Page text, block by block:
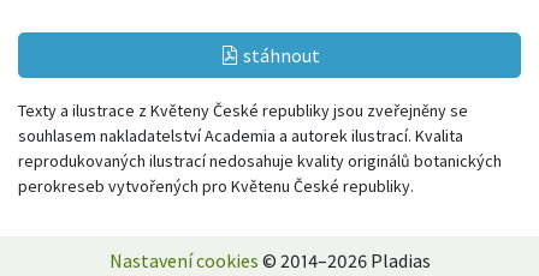
stáhnout
Texty a ilustrace z Květeny České republiky jsou zveřejněny se
souhlasem nakladatelství Academia a autorek ilustrací. Kvalita
reprodukovaných ilustrací nedosahuje kvality originálů botanických
perokreseb vytvořených pro Květenu České republiky.
Nastavení cookies © 2014–2026 Pladias